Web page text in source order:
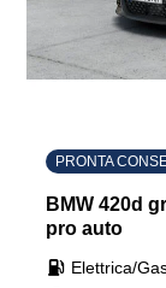
PRONTA
BMW 420d
pro auto
Elettrica/